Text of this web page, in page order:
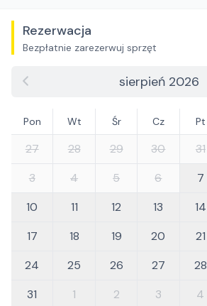
Rezerwacja
Bezpłatnie zarezerwuj sprzęt
sierpień 2026
Pon Wt Śr Cz Pt
27 28 29 30 31
3
4 5 6 7
10
11 12 13 14
17
18 19 20 21
24
25 26 27 28
31
1 2 3 4